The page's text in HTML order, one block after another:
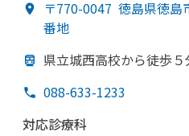
〒770-0047 徳島県徳島
番地
県立城西高校から徒歩５
088-633-1233
対応診療科